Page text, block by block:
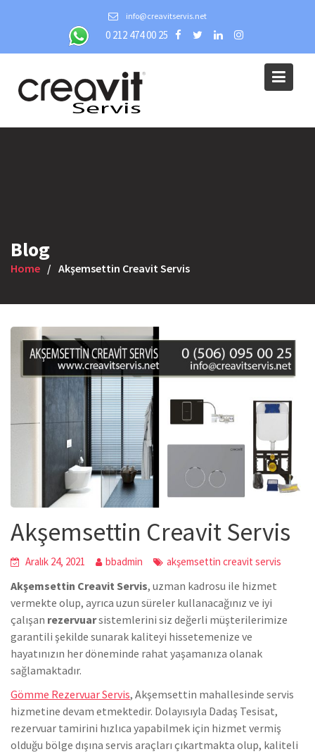
info@creavitservis.net
0 212 474 00 25
Blog
Home Akşemsettin Creavit Servis
Akşemsettin Creavit Servis
Aralık 24, 2021 bbadmin akşemsettin creavit servis
Akşemsettin Creavit Servis, uzman kadrosu ile hizmet
vermekte olup, ayrıca uzun süreler kullanacağınız ve iyi
çalışan rezervuarsistemlerini siz değerli müşterilerimize
garantili şekilde sunarak kaliteyi hissetemenize ve
hayatınızın her döneminde rahat yaşamanıza olanak
sağlamaktadır.
Gömme Rezervuar Servis, Akşemsettin mahallesinde servis
hizmetine devam etmektedir. Dolayısıyla Dadaş Tesisat,
rezervuar tamirini hızlıca yapabilmek için hizmet vermiş
olduğu bölge dışına servis araçları çıkartmakta olup, kaliteli